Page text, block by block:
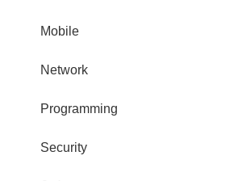
Mobile
Network
Programming
Security